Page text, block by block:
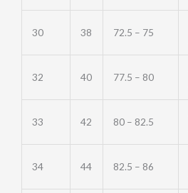
30 38 72.5 – 75
32 40 77.5 – 80
33 42 80 – 82.5
34 44 82.5 – 86